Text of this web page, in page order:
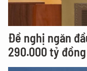
Đề nghị ngăn
290.000 tỷ